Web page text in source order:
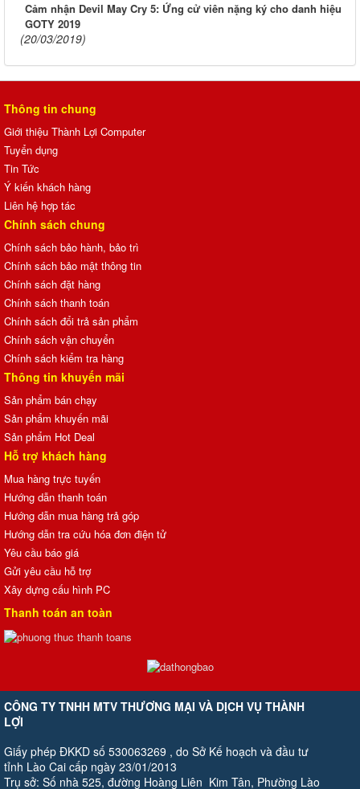
Cảm nhận Devil May Cry 5: Ứng cử viên nặng ký cho danh hiệu
GOTY 2019
(20/03/2019)
Thông tin chung
Giới thiệu Thành Lợi Computer
Tuyển dụng
Tin Tức
Ý kiến khách hàng
Liên hệ hợp tác
Chính sách chung
Chính sách bảo hành, bảo trì
Chính sách bảo mật thông tin
Chính sách đặt hàng
Chính sách thanh toán
Chính sách đổi trả sản phẩm
Chính sách vận chuyển
Chính sách kiểm tra hàng
Thông tin khuyến mãi
Sản phẩm bán chạy
Sản phẩm khuyến mãi
Sản phẩm Hot Deal
Hỗ trợ khách hàng
Mua hàng trực tuyến
Hướng dẫn thanh toán
Hướng dẫn mua hàng trả góp
Hướng dẫn tra cứu hóa đơn điện tử
Yêu cầu báo giá
Gửi yêu cầu hỗ trợ
Xây dựng cấu hình PC
Thanh toán an toàn
CÔNG TY TNHH MTV THƯƠNG MẠI VÀ DỊCH VỤ THÀNH
LỢI
Giấy phép ĐKKD số 530063269 , do Sở Kế hoạch và đầu tư
tỉnh Lào Cai cấp ngày 23/01/2013
Trụ sở: Số nhà 525, đường Hoàng Liên Kim Tân, Phường Lào